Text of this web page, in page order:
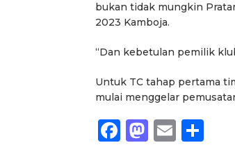
bukan tidak mungkin
2023 Kamboja.
“Dan kebetulan pemilik
Untuk TC tahap pertama
mulai menggelar
Facebook
Email